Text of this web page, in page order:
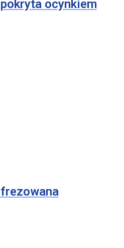
pokryta ocynkiem
frezowana